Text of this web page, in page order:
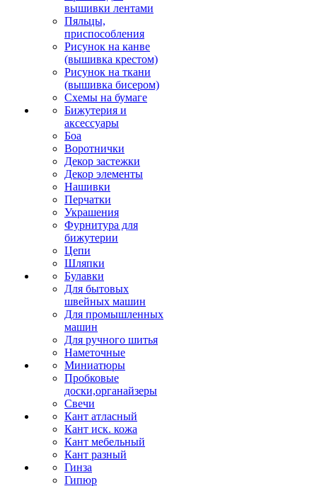
вышивки лентами
Пяльцы,
приспособления
Рисунок на канве
(вышивка крестом)
Рисунок на ткани
(вышивка бисером)
Схемы на бумаге
Бижутерия и
аксессуары
Боа
Воротнички
Декор застежки
Декор элементы
Нашивки
Перчатки
Украшения
Фурнитура для
бижутерии
Цепи
Шляпки
Булавки
Для бытовых
швейных машин
Для промышленных
машин
Для ручного шитья
Наметочные
Миниатюры
Пробковые
доски,органайзеры
Свечи
Кант атласный
Кант иск. кожа
Кант мебельный
Кант разный
Гинза
Гипюр